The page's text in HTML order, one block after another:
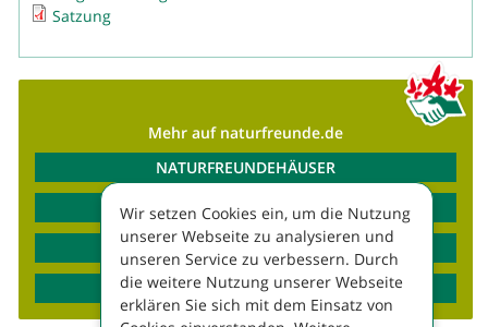
Satzung
Mehr auf naturfreunde.de
NATURFREUNDEHÄUSER
REISEANGEBOTE
SPORTAUSBILDUNGEN
VERANSTALTUNGEN
Wir setzen Cookies ein, um die Nutzung
unserer Webseite zu analysieren und
unseren Service zu verbessern. Durch
die weitere Nutzung unserer Webseite
erklären Sie sich mit dem Einsatz von